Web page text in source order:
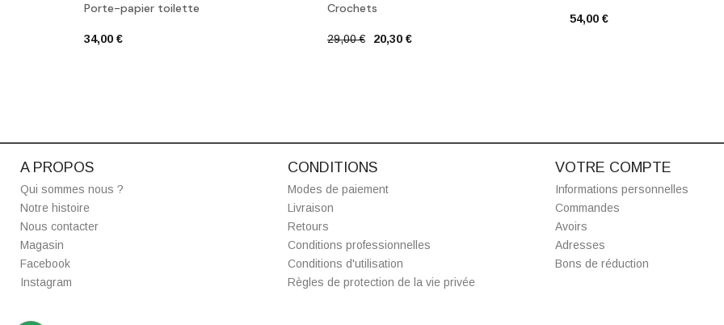
Porte-papier toilette
34,00 €
Crochets
29,00 € 20,30 €
54,00 €
A PROPOS
Qui sommes nous ?
Notre histoire
Nous contacter
Magasin
Facebook
Instagram
CONDITIONS
Modes de paiement
Livraison
Retours
Conditions professionnelles
Conditions d'utilisation
Règles de protection de la vie privée
VOTRE COMPTE
Informations personnelles
Commandes
Avoirs
Adresses
Bons de réduction